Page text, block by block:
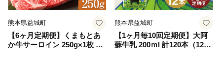
熊本県益城町
【6ヶ月定期便】くまもとあ
か牛サーロイン 250g×1枚 牛
熊本県益城町
【1ヶ月毎10回定期便】大阿
蘇牛乳 200ｍl 計120本（12本